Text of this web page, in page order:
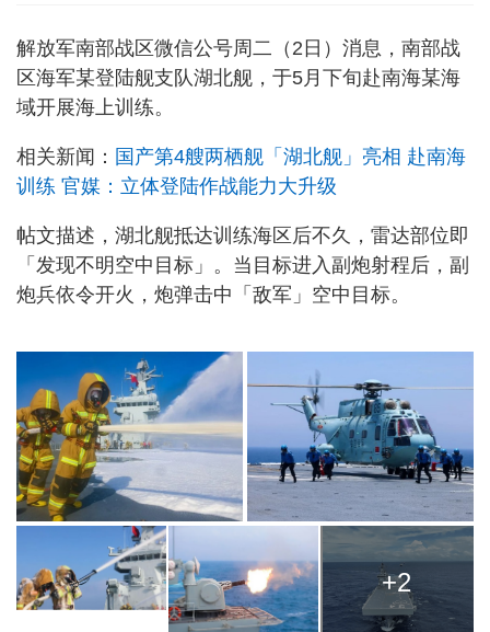
解放军南部战区微信公号周二（2日）消息，南部战
区海军某登陆舰支队湖北舰，于5月下旬赴南海某海
域开展海上训练。
相关新闻： 国产第4艘两栖舰「湖北舰」亮相 赴南海
训练 官媒：立体登陆作战能力大升级
帖文描述，湖北舰抵达训练海区后不久，雷达部位即
「发现不明空中目标」。当目标进入副炮射程后，副
炮兵依令开火，炮弹击中「敌军」空中目标。
+2